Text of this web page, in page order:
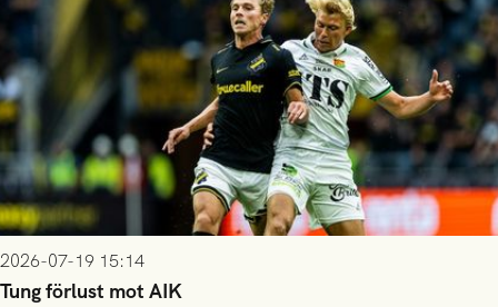
2026-07-19 15:14
Tung förlust mot AIK